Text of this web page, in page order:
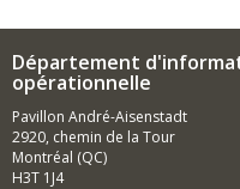
Département
opérationnelle
Pavillon André-Aisenstadt
2920, chemin de la Tour
Montréal (QC)
H3T 1J4